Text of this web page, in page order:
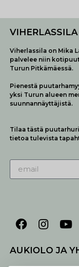
VIHERLASSILA
Viherlassila on Mika
palvelee niin
Turun Pitkämäessä.
Pienestä
yksi Turun alueen
suunnannäyttäjistä.
Tilaa tästä
tietoa tulevista
AUKIOLO JA